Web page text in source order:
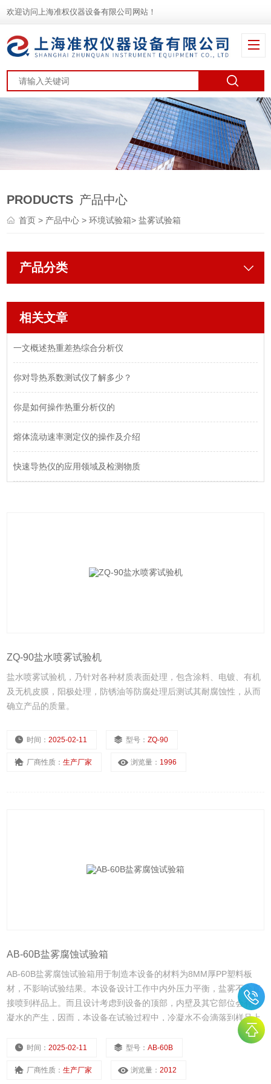
欢迎访问上海准权仪器设备有限公司网站！
PRODUCTS 产品中心
首页> 产品中心>环境试验箱>盐雾试验箱
产品分类
相关文章
一文概述热重差热综合分析仪
你对导热系数测试仪了解多少？
你是如何操作热重分析仪的
熔体流动速率测定仪的操作及介绍
快速导热仪的应用领域及检测物质
ZQ-90盐水喷雾试验机
盐水喷雾试验机，乃针对各种材质表面处理，包含涂料、电镀、有机
及无机皮膜，阳极处理，防锈油等防腐处理后测试其耐腐蚀性，从而
确立产品的质量。
时间：2025-02-11 型号：ZQ-90
厂商性质：生产厂家 浏览量： 1996
AB-60B盐雾腐蚀试验箱
AB-60B盐雾腐蚀试验箱用于制造本设备的材料为8MM厚PP塑料板
材，不影响试验结果。本设备设计工作中内外压力平衡，盐雾不会直
接喷到样品上。而且设计考虑到设备的顶部，内壁及其它部位会有冷
凝水的产生，因而，本设备在试验过程中，冷凝水不会滴落到样品上
时间：2025-02-11 型号：AB-60B
厂商性质：生产厂家 浏览量：2012